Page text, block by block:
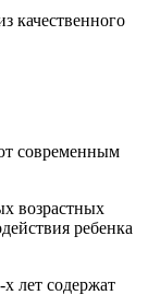
качественного
современным
возрастных
ребенка
лет содержат